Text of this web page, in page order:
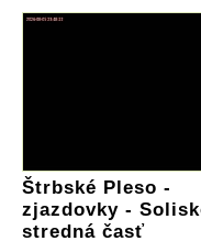
Štrbské Pleso -
zjazdovky -
stredná časť